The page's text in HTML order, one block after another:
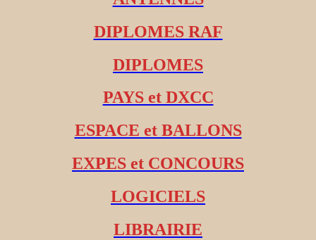
DIPLOMES RAF
DIPLOMES
PAYS et DXCC
ESPACE et BALLONS
EXPES et CONCOURS
LOGICIELS
LIBRAIRIE